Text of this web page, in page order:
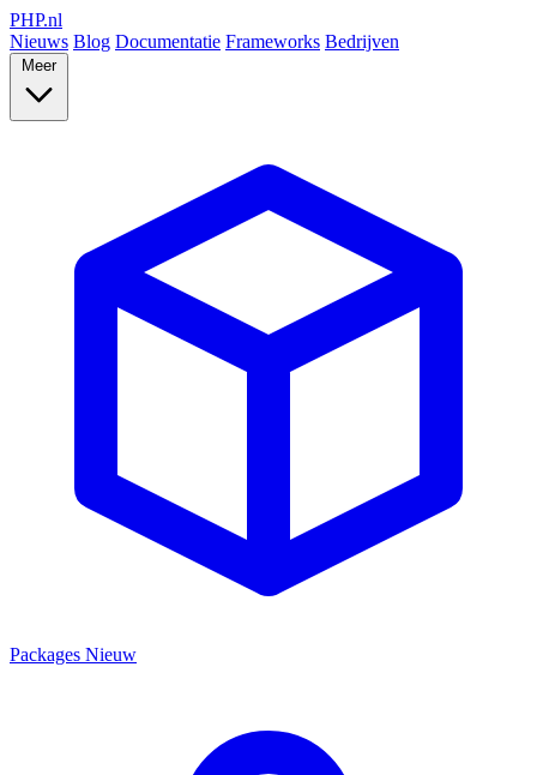
PHP.nl
Nieuws Blog Documentatie Frameworks Bedrijven
Meer
Packages Nieuw